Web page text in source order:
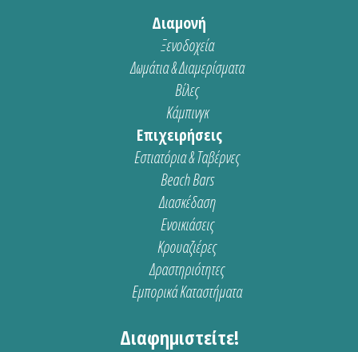
Διαμονή
Ξενοδοχεία
Δωμάτια & Διαμερίσματα
Βίλες
Κάμπινγκ
Επιχειρήσεις
Εστιατόρια & Ταβέρνες
Beach Bars
Διασκέδαση
Ενοικιάσεις
Κρουαζιέρες
Δραστηριότητες
Εμπορικά Καταστήματα
Διαφημιστείτε!